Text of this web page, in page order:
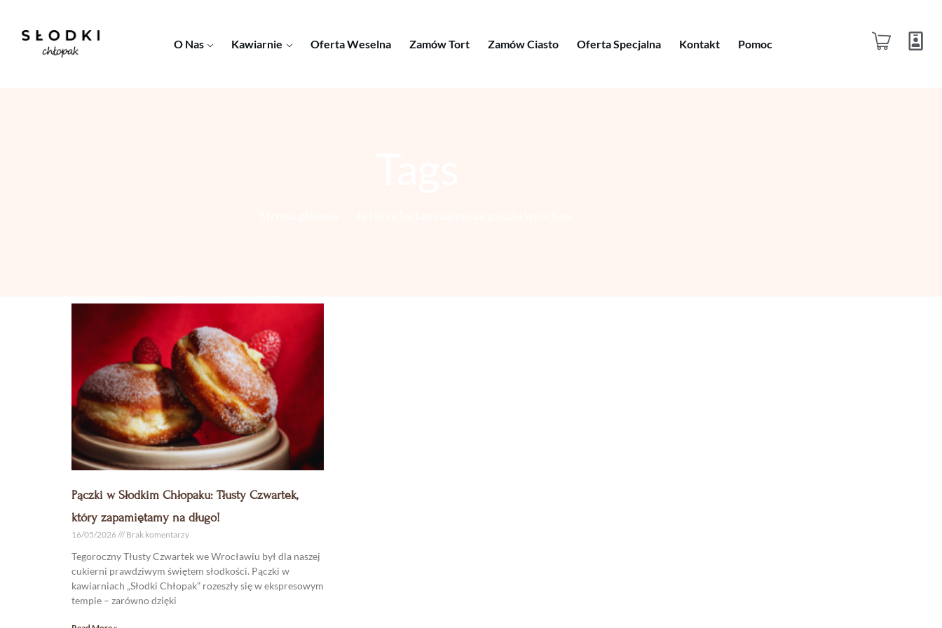
O Nas Kawiarnie Oferta Weselna Zamów Tort Zamów Ciasto Oferta Specjalna Kontakt Pomoc
Pączki w Słodkim Chłopaku: Tłusty Czwartek,
który zapamiętamy na długo!
16/05/2026 Brak komentarzy
Tegoroczny Tłusty Czwartek we Wrocławiu był dla naszej
cukierni prawdziwym świętem słodkości. Pączki w
kawiarniach „Słodki Chłopak” rozeszły się w ekspresowym
tempie – zarówno dzięki